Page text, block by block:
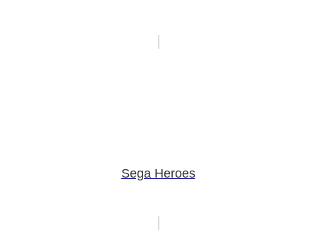
Sega Heroes